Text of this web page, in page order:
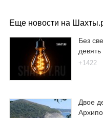
Еще новости на
Без
+1422
Двое